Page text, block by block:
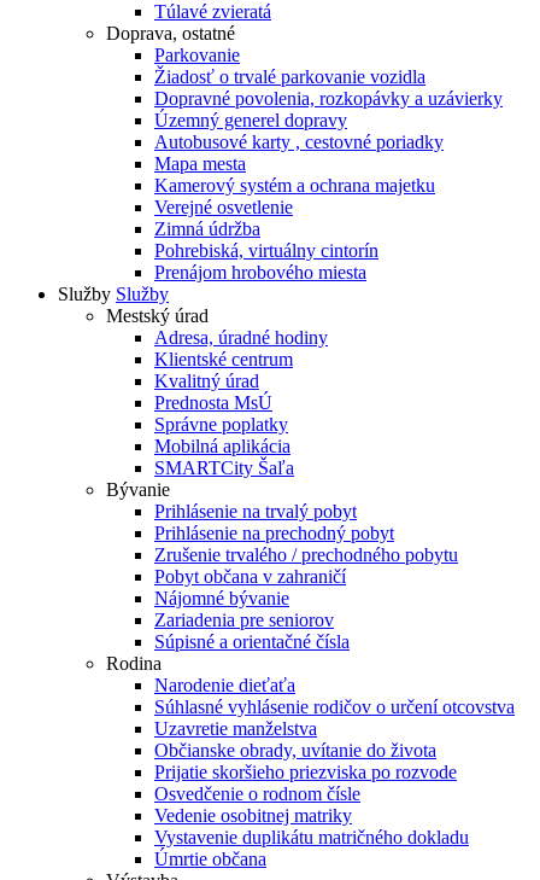
Túlavé zvieratá
Doprava, ostatné
Parkovanie
Žiadosť o trvalé parkovanie vozidla
Dopravné povolenia, rozkopávky a uzávierky
Územný generel dopravy
Autobusové karty , cestovné poriadky
Mapa mesta
Kamerový systém a ochrana majetku
Verejné osvetlenie
Zimná údržba
Pohrebiská, virtuálny cintorín
Prenájom hrobového miesta
Služby Služby
Mestský úrad
Adresa, úradné hodiny
Klientské centrum
Kvalitný úrad
Prednosta MsÚ
Správne poplatky
Mobilná aplikácia
SMARTCity Šaľa
Bývanie
Prihlásenie na trvalý pobyt
Prihlásenie na prechodný pobyt
Zrušenie trvalého / prechodného pobytu
Pobyt občana v zahraničí
Nájomné bývanie
Zariadenia pre seniorov
Súpisné a orientačné čísla
Rodina
Narodenie dieťaťa
Súhlasné vyhlásenie rodičov o určení otcovstva
Uzavretie manželstva
Občianske obrady, uvítanie do života
Prijatie skoršieho priezviska po rozvode
Osvedčenie o rodnom čísle
Vedenie osobitnej matriky
Vystavenie duplikátu matričného dokladu
Úmrtie občana